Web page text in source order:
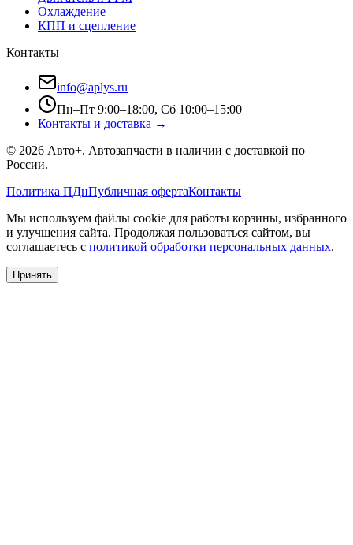
Охлаждение
КПП и сцепление
Контакты
info@aplys.ru
Пн–Пт 9:00–18:00, Сб 10:00–15:00
Контакты и доставка →
© 2026 Авто+. Автозапчасти в наличии с доставкой по
России.
Политика ПДнПубличная офертаКонтакты
Мы используем файлы cookie для работы корзины, избранного
и улучшения сайта. Продолжая пользоваться сайтом, вы
соглашаетесь с политикой обработки персональных данных.
Принять